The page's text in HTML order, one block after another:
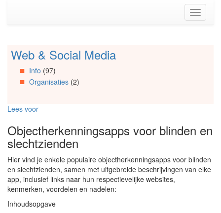
(Accesskey
Toggle
Spring
Artikels
Spring
Spring
Organisaties
Spring
Social
media
Web & Social Media
Info (97)
Organisaties(2)
Lees voor
Objectherkenningsapps voor blinden en
slechtzienden
Hier vind je enkele populaire objectherkenningsapps voor blinden
en slechtzienden, samen met uitgebreide beschrijvingen van elke
app, inclusief links naar hun respectievelijke websites,
kenmerken, voordelen en nadelen:
Inhoudsopgave